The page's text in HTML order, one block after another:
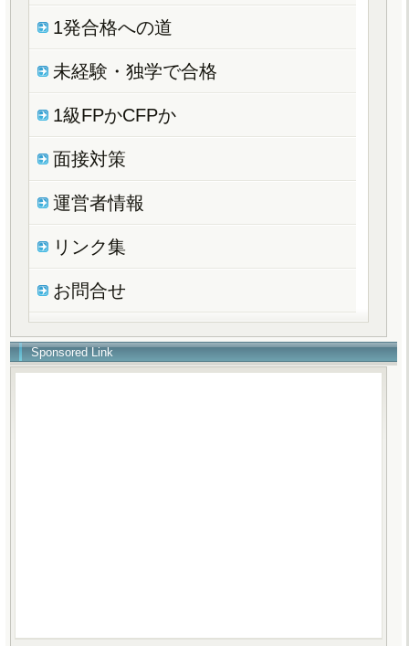
1発合格への道
未経験・独学で合格
1級FPかCFPか
面接対策
運営者情報
リンク集
お問合せ
Sponsored Link